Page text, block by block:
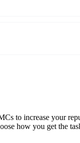
to increase your
how you get the